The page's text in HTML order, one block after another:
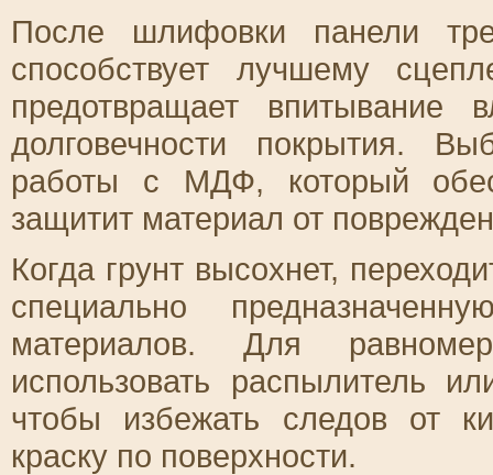
После шлифовки панели
способствует лучшему
предотвращает
долговечности покрытия.
работы с МДФ, который
защитит материал от
Когда грунт высохнет,
специально
материалов. Для
использовать распылитель
чтобы избежать следов от
краску по поверхности.